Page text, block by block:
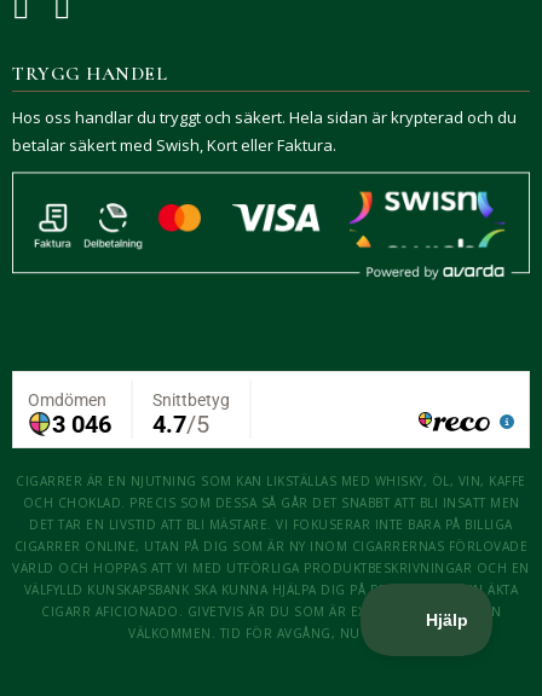
TRYGG HANDEL
Hos oss handlar du tryggt och säkert. Hela sidan är krypterad och du
betalar säkert med Swish, Kort eller Faktura.
CIGARRER ÄR EN NJUTNING SOM KAN LIKSTÄLLAS MED WHISKY, ÖL, VIN, KAFFE
OCH CHOKLAD. PRECIS SOM DESSA SÅ GÅR DET SNABBT ATT BLI INSATT MEN
DET TAR EN LIVSTID ATT BLI MÄSTARE. VI FOKUSERAR INTE BARA PÅ BILLIGA
CIGARRER ONLINE, UTAN PÅ DIG SOM ÄR NY INOM CIGARRERNAS FÖRLOVADE
VÄRLD OCH HOPPAS ATT VI MED UTFÖRLIGA PRODUKTBESKRIVNINGAR OCH EN
VÄLFYLLD KUNSKAPSBANK SKA KUNNA HJÄLPA DIG PÅ RESAN ATT BLI EN ÄKTA
CIGARR AFICIONADO. GIVETVIS ÄR DU SOM ÄR EXPERT OCKSÅ MER ÄN
VÄLKOMMEN. TID FÖR AVGÅNG, NU KÖR VI!